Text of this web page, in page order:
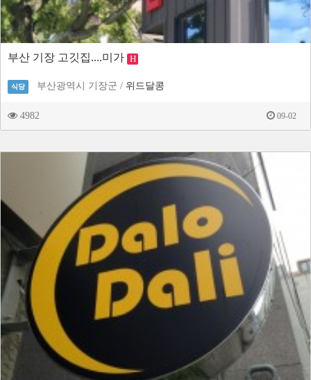
부산 기장 고깃집....미가 H
식당 부산광역시 기장군 / 위드달콩
4982 09-02